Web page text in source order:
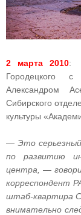
2 марта 2010:
Городецкого
Александром
Сибирского
культуры
— Это
по развитию
центра, —
корреспондент
штаб-квартира
внимательно